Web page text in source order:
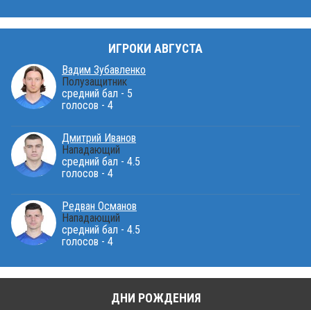
ИГРОКИ АВГУСТА
Вадим Зубавленко
Полузащитник
средний бал - 5
голосов - 4
Дмитрий Иванов
Нападающий
средний бал - 4.5
голосов - 4
Редван Османов
Нападающий
средний бал - 4.5
голосов - 4
ДНИ РОЖДЕНИЯ